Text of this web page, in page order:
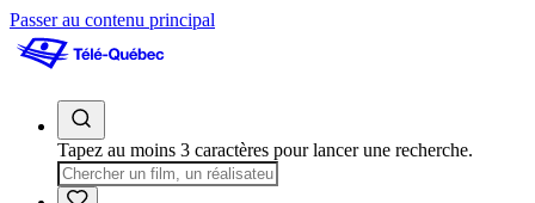
Passer au contenu principal
Tapez au moins 3 caractères pour lancer une recherche.